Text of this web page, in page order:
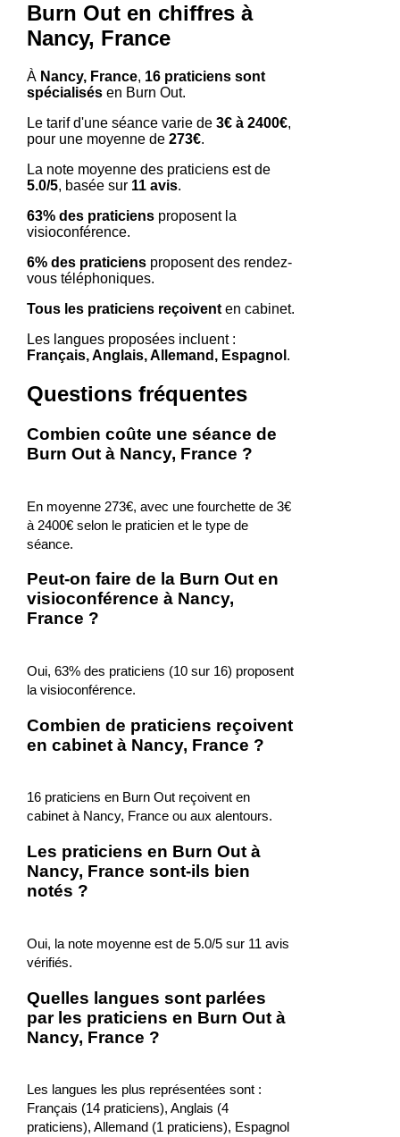
Burn Out en chiffres à
Nancy, France
À Nancy, France, 16 praticiens sont
spécialisésen Burn Out.
Le tarif d'une séance varie de 3€ à 2400€,
pour une moyenne de 273€.
La note moyenne des praticiens est de
5.0/5, basée sur 11 avis.
63% des praticiensproposent la
visioconférence.
6% des praticiensproposent des rendez-
vous téléphoniques.
Tous les praticiens reçoiventen cabinet.
Les langues proposées incluent :
Français, Anglais, Allemand, Espagnol .
Questions fréquentes
Combien coûte une séance de
Burn Out à Nancy, France ?
En moyenne 273€, avec une fourchette de 3€
à 2400€ selon le praticien et le type de
séance.
Peut-on faire de la Burn Out en
visioconférence à Nancy,
France ?
Oui, 63% des praticiens (10 sur 16) proposent
la visioconférence.
Combien de praticiens reçoivent
en cabinet à Nancy, France ?
16 praticiens en Burn Out reçoivent en
cabinet à Nancy, France ou aux alentours.
Les praticiens en Burn Out à
Nancy, France sont-ils bien
notés ?
Oui, la note moyenne est de 5.0/5 sur 11 avis
vérifiés.
Quelles langues sont parlées
par les praticiens en Burn Out à
Nancy, France ?
Les langues les plus représentées sont :
Français (14 praticiens), Anglais (4
praticiens), Allemand (1 praticiens), Espagnol